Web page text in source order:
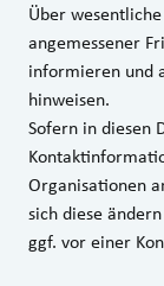
Über
angemessener
informieren und
hinweisen.
Sofern in diesen
Organisationen
sich diese
ggf. vor einer